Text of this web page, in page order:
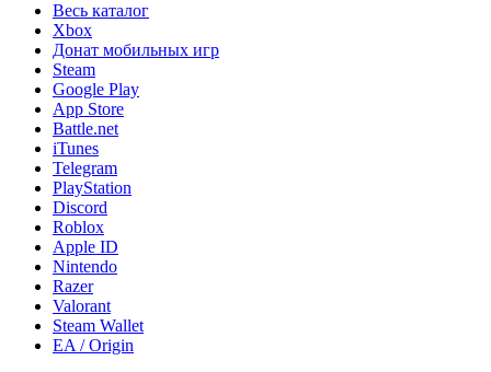
Весь каталог
Xbox
Донат мобильных игр
Steam
Google Play
App Store
Battle.net
iTunes
Telegram
PlayStation
Discord
Roblox
Apple ID
Nintendo
Razer
Valorant
Steam Wallet
EA / Origin